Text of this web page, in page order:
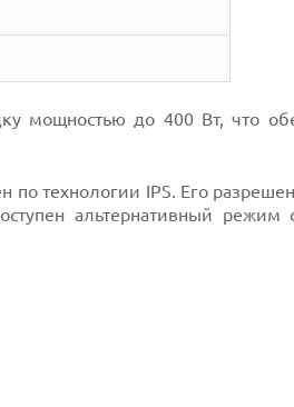
мощностью до 400 Вт, что
технологии IPS. Его
альтернативный